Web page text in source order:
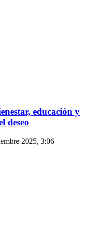
educación y
deseo
2025, 3:06